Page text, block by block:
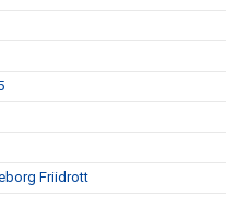
Friidrott